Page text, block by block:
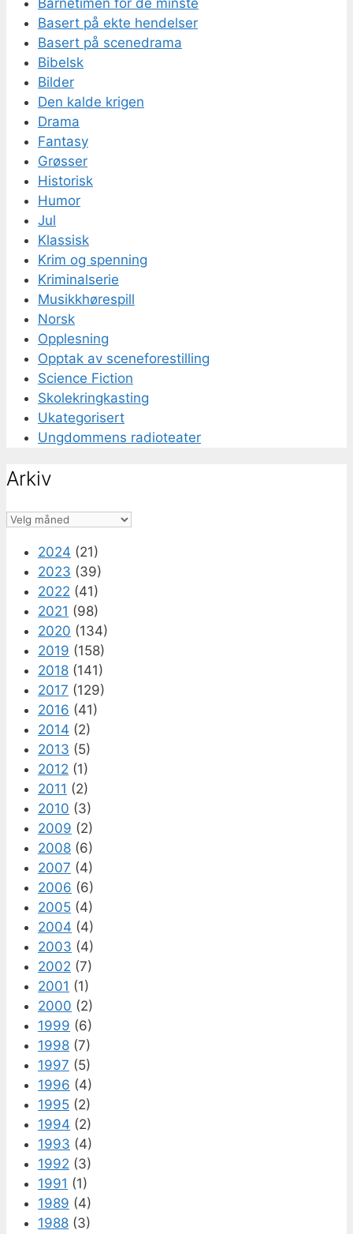
Basert på ekte hendelser
Basert på scenedrama
Bibelsk
Bilder
Den kalde krigen
Drama
Fantasy
Grøsser
Historisk
Humor
Jul
Klassisk
Krim og spenning
Kriminalserie
Musikkhørespill
Norsk
Opplesning
Opptak av sceneforestilling
Science Fiction
Skolekringkasting
Ukategorisert
Ungdommens radioteater
Arkiv
Arkiv
2024 (21)
2023 (39)
2022 (41)
2021 (98)
2020 (134)
2019 (158)
2018 (141)
2017 (129)
2016 (41)
2014 (2)
2013 (5)
2012 (1)
2011 (2)
2010 (3)
2009 (2)
2008 (6)
2007 (4)
2006 (6)
2005 (4)
2004 (4)
2003 (4)
2002 (7)
2001 (1)
2000 (2)
1999 (6)
1998 (7)
1997 (5)
1996 (4)
1995 (2)
1994 (2)
1993 (4)
1992 (3)
1991 (1)
1989 (4)
1988 (3)